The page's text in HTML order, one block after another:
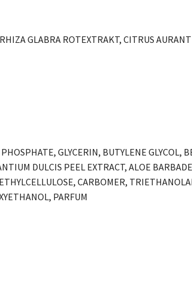
GLABRA ROTEXTRAKT, CITRUS
GLYCERIN, BUTYLENE GLYCOL,
DULCIS PEEL EXTRACT, ALOE
CARBOMER,
PARFUM